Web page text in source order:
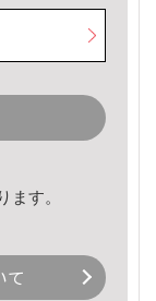
ます。
て